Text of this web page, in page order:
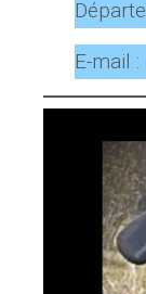
E-mail :